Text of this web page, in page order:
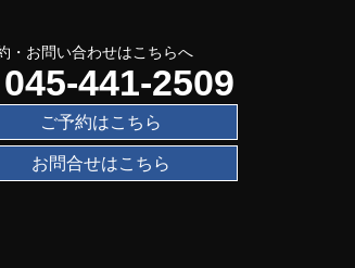
・お問い合わせはこちらへ
045-441-2509
ご予約はこちら
お問合せはこちら